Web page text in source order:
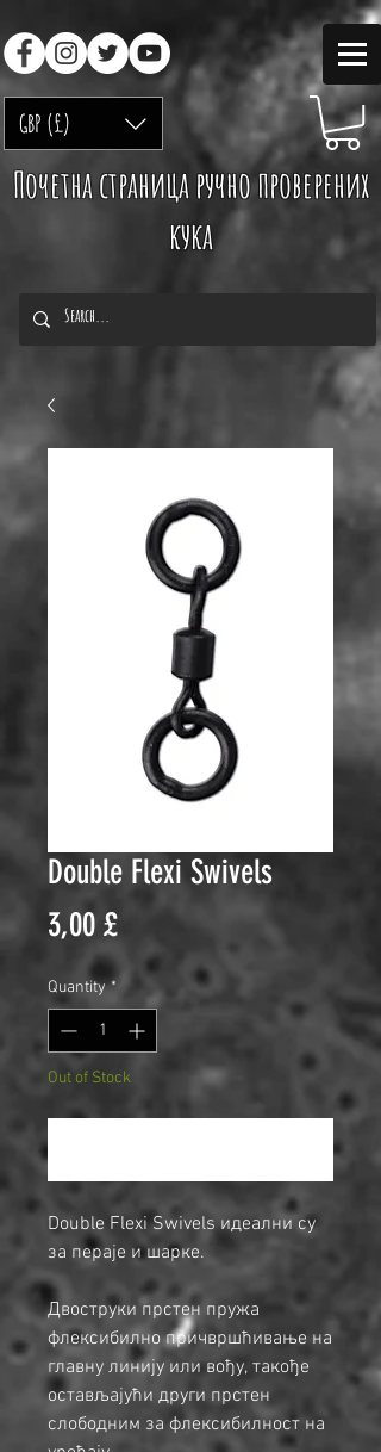
GBP (£)
Почетна страница ручно проверених
кука
Double Flexi Swivels
3,00 £Price
Quantity *
Out of Stock
Double Flexi Swivels идеални су
за пераје и шарке.
Двоструки прстен пружа
флексибилно причвршћивање на
главну линију или вођу, такође
остављајући други прстен
слободним за флексибилност на